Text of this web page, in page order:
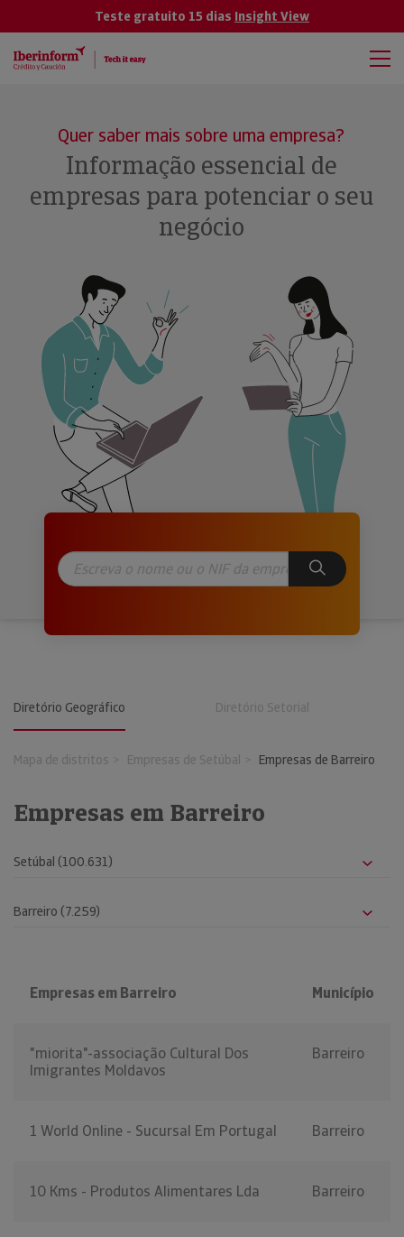
Teste gratuito 15 dias Insight View
Quer saber mais sobre uma empresa?
Informação essencial de
empresas para potenciar o seu
negócio
Diretório Geográfico Diretório Setorial
Mapa de distritos Empresas de Setúbal Empresas de Barreiro
Empresas em Barreiro
Empresas em Barreiro Município
"miorita"-associação Cultural Dos
Imigrantes Moldavos
Barreiro
1 World Online - Sucursal Em Portugal Barreiro
10 Kms - Produtos Alimentares Lda Barreiro